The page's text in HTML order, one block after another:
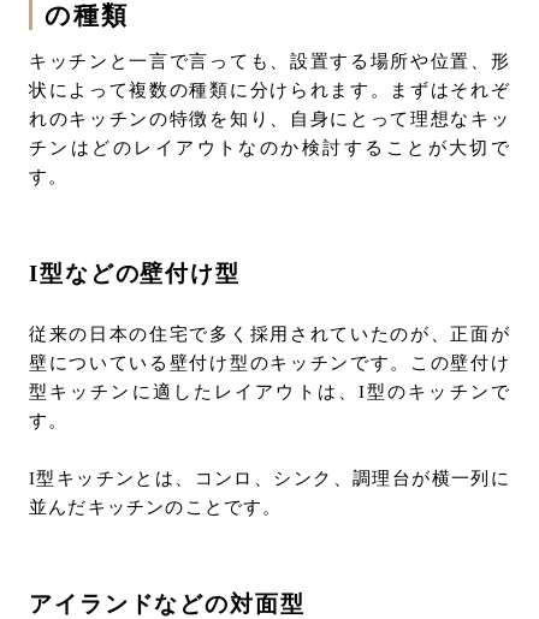
の種類
キッチンと一言で言っても、設置する場所や位置、形
状によって複数の種類に分けられます。まずはそれぞ
れのキッチンの特徴を知り、自身にとって理想なキッ
チンはどのレイアウトなのか検討することが大切で
す。
I型などの壁付け型
従来の日本の住宅で多く採用されていたのが、正面が
壁についている壁付け型のキッチンです。この壁付け
型キッチンに適したレイアウトは、I型のキッチンで
す。
I型キッチンとは、コンロ、シンク、調理台が横一列に
並んだキッチンのことです。
アイランドなどの対面型